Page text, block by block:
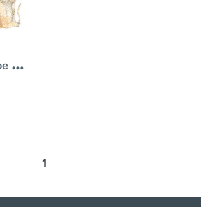
O
Rapto do Príncipe Oleomargarine
1